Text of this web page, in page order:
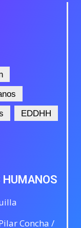
EDDHH
HUMANOS
Concha /